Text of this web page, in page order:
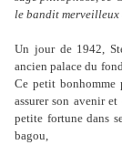
le bandit merveilleux
Un jour de 1942,
ancien palace du
Ce petit bonhomme
assurer son avenir
petite fortune dans
bagou,